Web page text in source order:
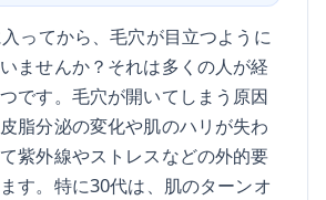
ってから、毛穴が目立つように
ませんか？それは多くの人が経
です。毛穴が開いてしまう原因
脂分泌の変化や肌のハリが失わ
紫外線やストレスなどの外的要
す。特に30代は、肌のターンオ